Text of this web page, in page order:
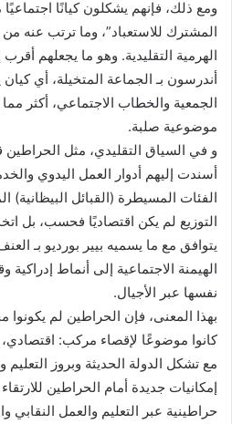
ومع ذلك، فإنهم يشكلون كيانًا اجتماعيًا
المشترك للاستعباد”، وما ترتب عنه
الهرمية التقليدية. وهو ما يجعلهم
أندرسون بـ الجماعة المتخيلة، أي
الجمعية والخطاب الاجتماعي، أكثر
موضوعية صلبة.
و في السياق التقليدي، مثل الحراطين
أسندت إليهم أدوار العمل اليدوي
الفئات المسيطرة (القبائل البيظانية)
التوزيع لم يكن اقتصاديًا فحسب، بل اتخذ
يتوافق مع ما يسميه بيير بورديو بـ
الهيمنة الاجتماعية إلى أنماط إدراكية
نفسها عبر الأجيال.
بهذا المعنى، فإن الحراطين لم
كانوا موضوعًا لإقصاء مركب:
مع تشكل الدولة الحديثة وبروز
إمكانيات جديدة أمام الحراطين
حراطينية عبر التعليم والعمل